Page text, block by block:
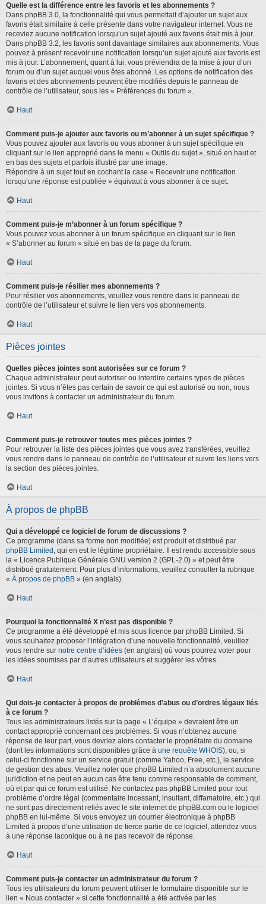
Quelle est la différence entre les favoris et les abonnements ?
Dans phpBB 3.0, la fonctionnalité qui vous permettait d’ajouter un sujet aux
favoris était similaire à celle présente dans votre navigateur internet. Vous ne
receviez aucune notification lorsqu’un sujet ajouté aux favoris était mis à jour.
Dans phpBB 3.2, les favoris sont davantage similaires aux abonnements. Vous
pouvez à présent recevoir une notification lorsqu’un sujet ajouté aux favoris est
mis à jour. L’abonnement, quant à lui, vous préviendra de la mise à jour d’un
forum ou d’un sujet auquel vous êtes abonné. Les options de notification des
favoris et des abonnements peuvent être modifiés depuis le panneau de
contrôle de l’utilisateur, sous les « Préférences du forum ».
Haut
Comment puis-je ajouter aux favoris ou m’abonner à un sujet spécifique ?
Vous pouvez ajouter aux favoris ou vous abonner à un sujet spécifique en
cliquant sur le lien approprié dans le menu « Outils du sujet », situé en haut et
en bas des sujets et parfois illustré par une image.
Répondre à un sujet tout en cochant la case « Recevoir une notification
lorsqu’une réponse est publiée » équivaut à vous abonner à ce sujet.
Haut
Comment puis-je m’abonner à un forum spécifique ?
Vous pouvez vous abonner à un forum spécifique en cliquant sur le lien
« S’abonner au forum » situé en bas de la page du forum.
Haut
Comment puis-je résilier mes abonnements ?
Pour résilier vos abonnements, veuillez vous rendre dans le panneau de
contrôle de l’utilisateur et suivre le lien vers vos abonnements.
Haut
Pièces jointes
Quelles pièces jointes sont autorisées sur ce forum ?
Chaque administrateur peut autoriser ou interdire certains types de pièces
jointes. Si vous n’êtes pas certain de savoir ce qui est autorisé ou non, nous
vous invitons à contacter un administrateur du forum.
Haut
Comment puis-je retrouver toutes mes pièces jointes ?
Pour retrouver la liste des pièces jointes que vous avez transférées, veuillez
vous rendre dans le panneau de contrôle de l’utilisateur et suivre les liens vers
la section des pièces jointes.
Haut
À propos de phpBB
Qui a développé ce logiciel de forum de discussions ?
Ce programme (dans sa forme non modifiée) est produit et distribué par
phpBB Limited , qui en est le légitime propriétaire. Il est rendu accessible sous
la « Licence Publique Générale GNU version 2 (GPL-2.0) » et peut être
distribué gratuitement. Pour plus d’informations, veuillez consulter la rubrique
« À propos de phpBB » (en anglais).
Haut
Pourquoi la fonctionnalité X n’est pas disponible ?
Ce programme a été développé et mis sous licence par phpBB Limited. Si
vous souhaitez proposer l’intégration d’une nouvelle fonctionnalité, veuillez
vous rendre sur notre centre d’idées (en anglais) où vous pourrez voter pour
les idées soumises par d’autres utilisateurs et suggérer les vôtres.
Haut
Qui dois-je contacter à propos de problèmes d’abus ou d’ordres légaux liés
à ce forum ?
Tous les administrateurs listés sur la page « L’équipe » devraient être un
contact approprié concernant ces problèmes. Si vous n’obtenez aucune
réponse de leur part, vous devriez alors contacter le propriétaire du domaine
(dont les informations sont disponibles grâce à une requête WHOIS), ou, si
celui-ci fonctionne sur un service gratuit (comme Yahoo, Free, etc.), le service
de gestion des abus. Veuillez noter que phpBB Limited n’a absolument aucune
juridiction et ne peut en aucun cas être tenu comme responsable de comment,
où et par qui ce forum est utilisé. Ne contactez pas phpBB Limited pour tout
problème d’ordre légal (commentaire incessant, insultant, diffamatoire, etc.) qui
ne sont pas directement reliés avec le site internet de phpBB.com ou le logiciel
phpBB en lui-même. Si vous envoyez un courrier électronique à phpBB
Limited à propos d’une utilisation de tierce partie de ce logiciel, attendez-vous
à une réponse laconique ou à ne pas recevoir de réponse.
Haut
Comment puis-je contacter un administrateur du forum ?
Tous les utilisateurs du forum peuvent utiliser le formulaire disponible sur le
lien « Nous contacter » si cette fonctionnalité a été activée par les